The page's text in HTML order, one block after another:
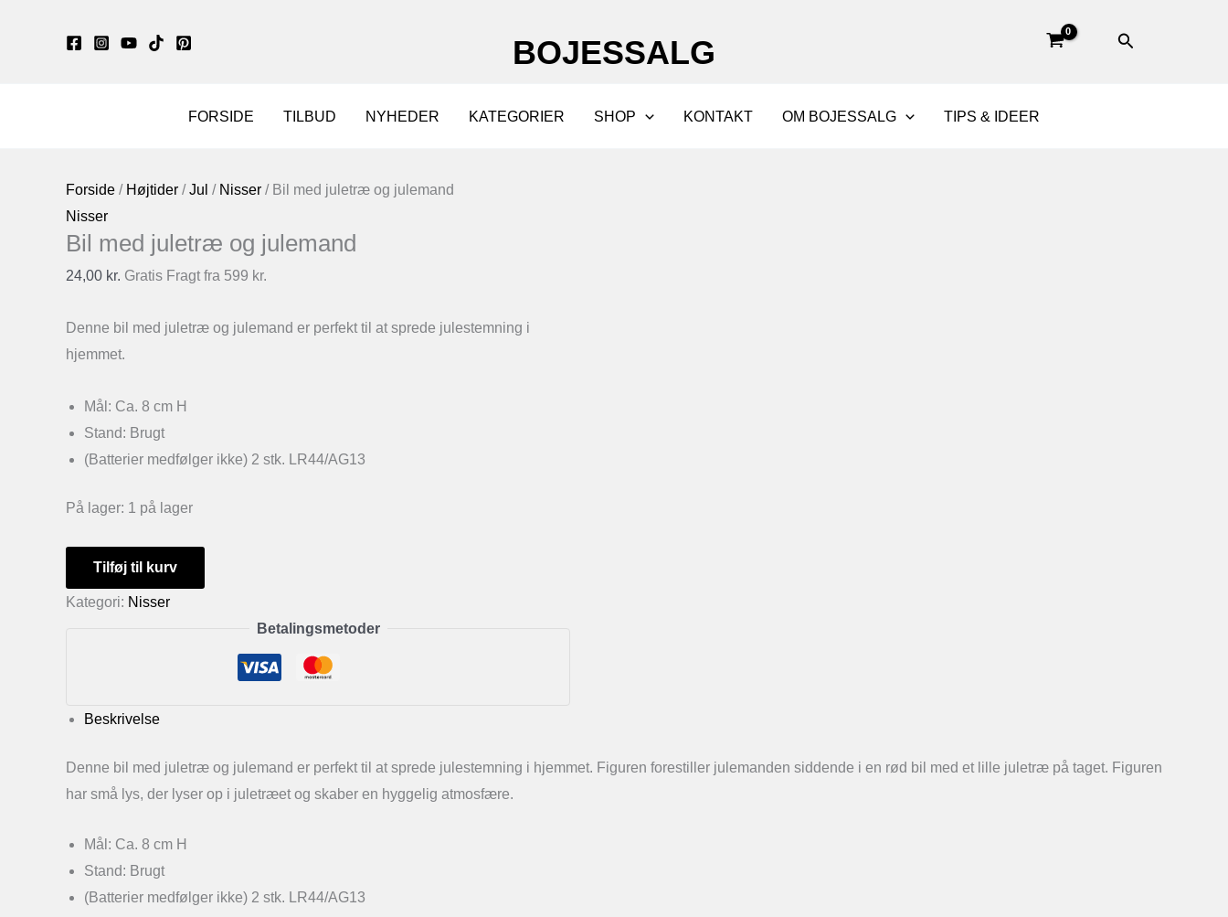
BOJESSALG Søg
FORSIDE TILBUD NYHEDER KATEGORIER SHOP KONTAKT OM BOJESSALG TIPS & IDEER
Forside / Højtider /Jul / Nisser / Bil med juletræ og julemand
Nisser
Bil med juletræ og julemand
24,00 kr. Gratis Fragt fra 599 kr.
Denne bil med juletræ og julemand er perfekt til at sprede julestemning i
hjemmet.
Mål: Ca. 8 cm H
Stand: Brugt
(Batterier medfølger ikke) 2 stk. LR44/AG13
På lager: 1 på lager
med
juletræ
Tilføj til kurv
Kategori: Nisser
Betalingsmetoder
Beskrivelse
Denne bil med juletræ og julemand er perfekt til at sprede julestemning i hjemmet. Figuren forestiller julemanden siddende i en rød bil med et lille juletræ på taget. Figuren
har små lys, der lyser op i juletræet og skaber en hyggelig atmosfære.
Mål: Ca. 8 cm H
Stand: Brugt
(Batterier medfølger ikke) 2 stk. LR44/AG13